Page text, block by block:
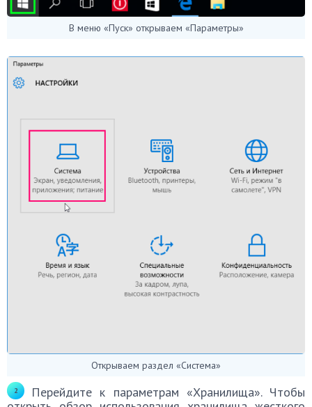
В меню «Пуск» открываем «Параметры»
Открываем раздел «Система»
Перейдите к параметрам «Хранилища». Чтобы